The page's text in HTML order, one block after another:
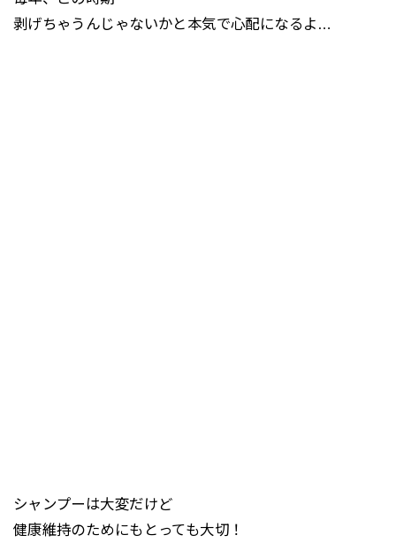
剥げちゃうんじゃないかと本気で心配になるよ…
シャンプーは大変だけど
健康維持のためにもとっても大切！